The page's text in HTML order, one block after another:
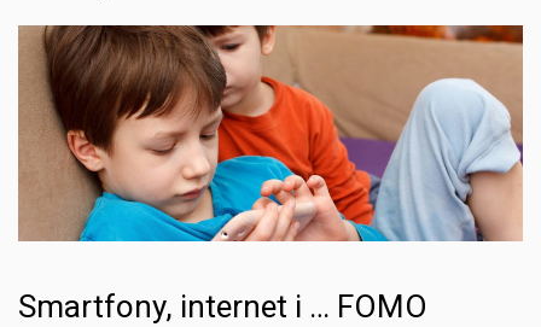
Smartfony, internet i … FOMO